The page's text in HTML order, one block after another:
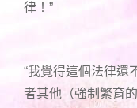
律！”
“我覺得這個法律還
者其他（強制繁育